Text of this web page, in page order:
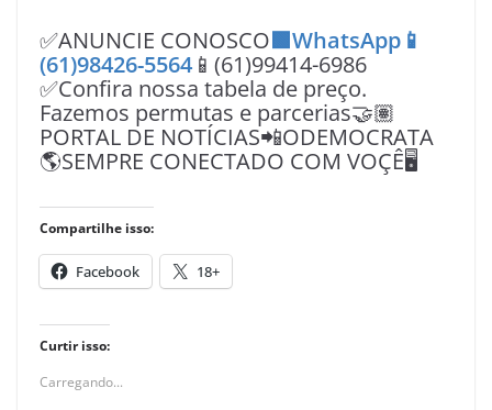
✅ANUNCIE CONOSCO🟩WhatsApp📱
(61)98426-5564 📱(61)99414-6986
✅Confira nossa tabela de preço.
Fazemos permutas e parcerias🤝🏽
PORTAL DE NOTÍCIAS📲ODEMOCRATA
🌎SEMPRE CONECTADO COM VOÇÊ🖥️
Compartilhe isso:
Facebook 18+
Curtir isso:
Carregando...